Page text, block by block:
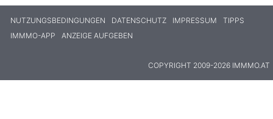
NUTZUNGSBEDINGUNGEN DATENSCHUTZ IMPRESSUM
TIPPS
IMMMO-APP
ANZEIGE AUFGEBEN
COPYRIGHT 2009-2026 IMMMO.AT